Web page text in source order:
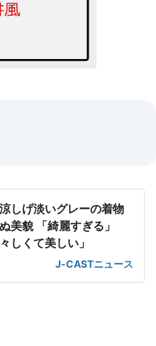
しげ淡いグレーの着物
美貌 「綺麗すぎる」
しくて美しい」
J-CASTニュース